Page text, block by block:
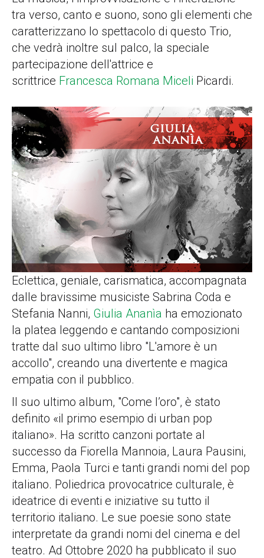
tra verso, canto e suono, sono gli elementi che
caratterizzano lo spettacolo di questo Trio,
che vedrà inoltre sul palco, la speciale
partecipazione dell'attrice e
scrittrice Francesca Romana Miceli Picardi.
Eclettica, geniale, carismatica, accompagnata
dalle bravissime musiciste Sabrina Coda e
Stefania Nanni, Giulia Ananìa ha emozionato
la platea leggendo e cantando composizioni
tratte dal suo ultimo libro "L'amore è un
accollo", creando una divertente e magica
empatia con il pubblico.
Il suo ultimo album, "Come l’oro", è stato
definito «il primo esempio di urban pop
italiano». Ha scritto canzoni portate al
successo da Fiorella Mannoia, Laura Pausini,
Emma, Paola Turci e tanti grandi nomi del pop
italiano. Poliedrica provocatrice culturale, è
ideatrice di eventi e iniziative su tutto il
territorio italiano. Le sue poesie sono state
interpretate da grandi nomi del cinema e del
teatro. Ad Ottobre 2020 ha pubblicato il suo